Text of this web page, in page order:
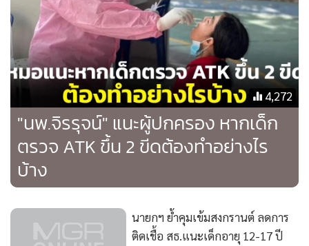
4,272
"นพ.จิรรุจน์" แนะผู้ปกครอง หากเด็ก
ตรวจ ATK ขึ้น 2 ขีดต้องทำอย่างไร
บ้าง
นายกฯ ย้ำคุมเข้มสงกรานต์ ลดการ
ติดเชื้อ สธ.แนะเด็กอายุ 12-17 ปี